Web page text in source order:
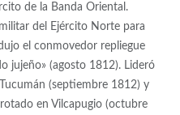
de la Banda Oriental.
del Ejército Norte para
el conmovedor repliegue
jujeño» (agosto 1812). Lideró
(septiembre 1812) y
en Vilcapugio (octubre